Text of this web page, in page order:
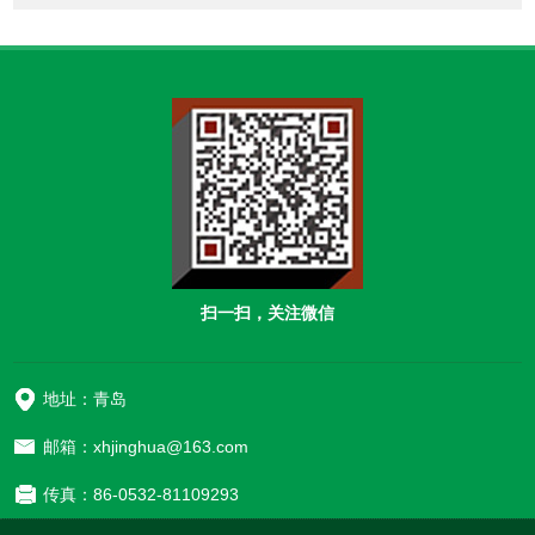
扫一扫，关注微信
地址：青岛
邮箱：xhjinghua@163.com
传真：86-0532-81109293